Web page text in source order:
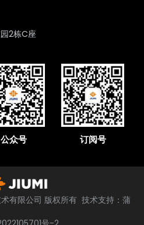
2栋C座
公众号 订阅号
有限公司 版权所有 技术支持：蒲